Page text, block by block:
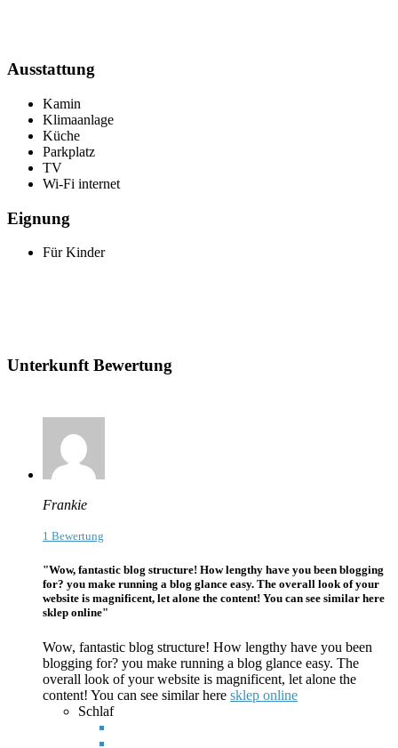
Ausstattung
Kamin
Klimaanlage
Küche
Parkplatz
TV
Wi-Fi internet
Eignung
Für Kinder
Unterkunft Bewertung
Frankie
1 Bewertung
"Wow, fantastic blog structure! How lengthy have you been blogging
for? you make running a blog glance easy. The overall look of your
website is magnificent, let alone the content! You can see similar here
sklep online"
Wow, fantastic blog structure! How lengthy have you been
blogging for? you make running a blog glance easy. The
overall look of your website is magnificent, let alone the
content! You can see similar here sklep online
Schlaf